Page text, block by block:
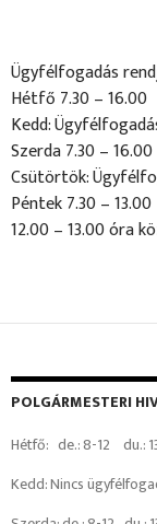
Ügyfélfogadás
Hétfő 7.30 – 16.00
Kedd:
Szerda 7.30 – 16.00
Csütörtök:
Péntek 7.30 – 13.00
12.00 – 13.00 óra
POLGÁRMESTERI
Hétfő: de.: 8-12 du.:
Kedd: Nincs